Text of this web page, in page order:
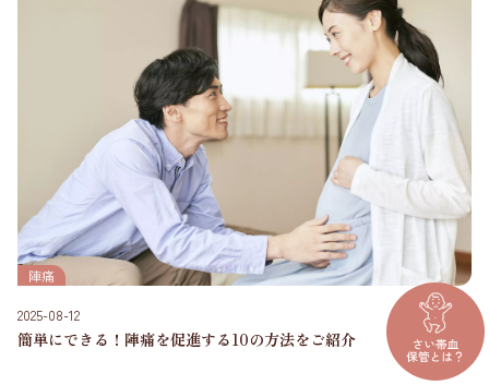
陣痛
2025-08-12
簡単にできる！陣痛を促進する10の方法をご紹介